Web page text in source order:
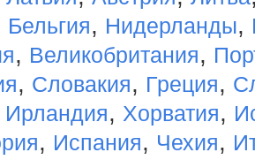
Бельгия, Нидерланды,
, Великобритания,
, Словакия, Греция,
Ирландия, Хорватия,
, Испания, Чехия,